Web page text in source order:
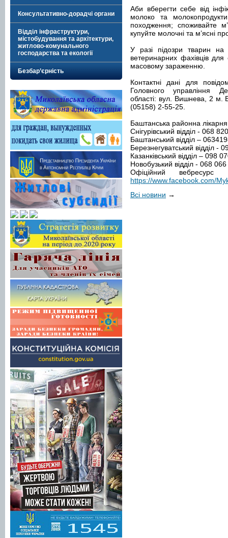
Консультативно-дорадчі органи
Відділ інфраструктури,
містобудування та архітектури,
житлово-комунального
господарства та екології
Безбар’єрність
Аби вберегти себе від
молоко та
походження; споживайте
купуйте молочні та м’ясні
У разі підозри тварин на
ветеринарних фахівців для
масовому зараженню.
Контактні дані для
Головного управління
області: вул. Вишнева, 2 м.
(05158) 2-55-25.
Баштанська районна
Снігурівський відділ - 068
Баштанський відділ –
Березнегуватський відділ -
Казанківський відділ – 098
Новобузький відділ - 068
Офіційний
https://www.facebook.com/
Всі новини →